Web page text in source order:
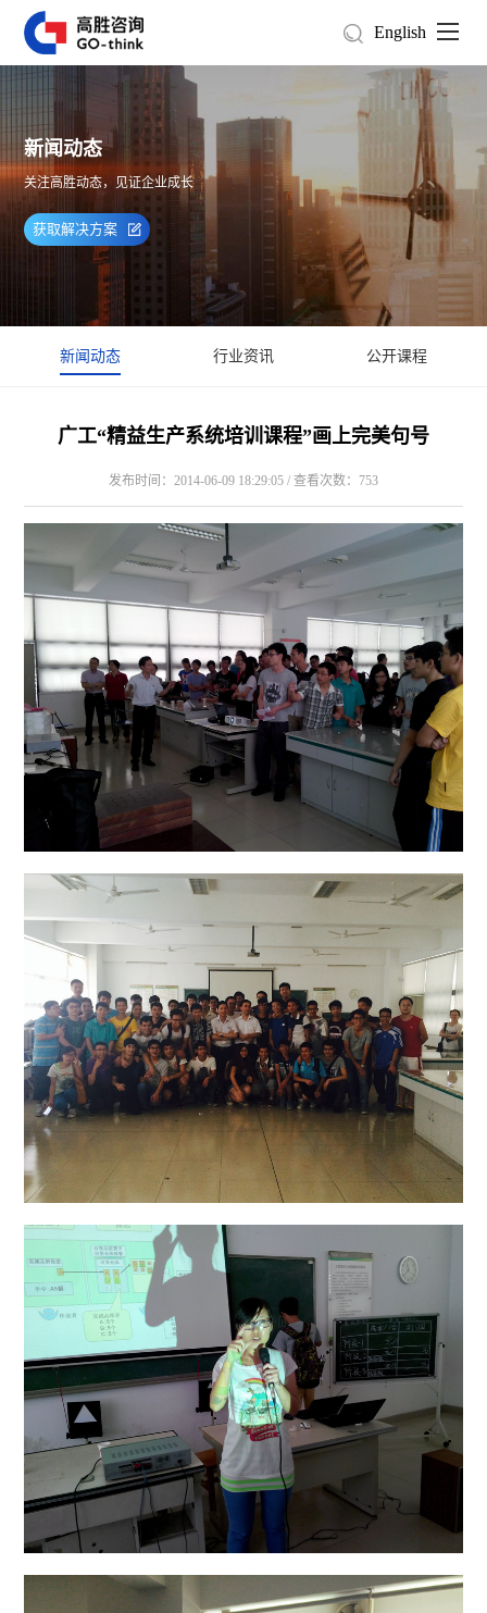
English
新闻动态
关注高胜动态，见证企业成长
获取解决方案
新闻动态 行业资讯 公开课程
广工“精益生产系统培训课程”画上完美句号
发布时间：2014-06-09 18:29:05 / 查看次数：753